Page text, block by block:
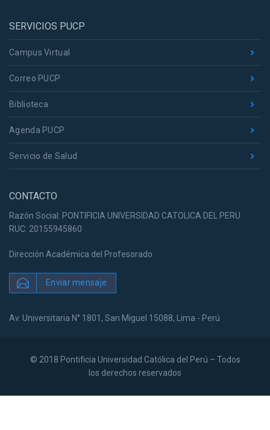
SERVICIOS PUCP
Campus Virtual
Correo PUCP
Biblioteca
Agenda PUCP
Servicio de Salud
CONTACTO
Razón Social: PONTIFICIA UNIVERSIDAD CATOLICA DEL PERU
RUC: 20155945860
Dirección Académica del Profesorado
Enviar mensaje
Av. Universitaria N° 1801, San Miguel 15088, Lima - Perú
© 2018 Pontificia Universidad Católica del Perú – Todos
los derechos reservados